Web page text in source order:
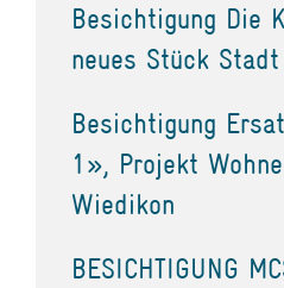
Besichtigung Die
neues Stück Stadt
Besichtigung
1», Projekt
Wiedikon
BESICHTIGUNG